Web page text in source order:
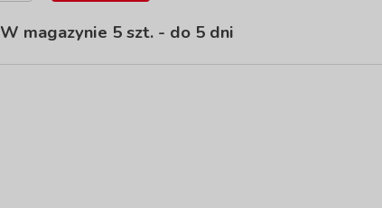
W magazynie 5 szt.- do 5 dni